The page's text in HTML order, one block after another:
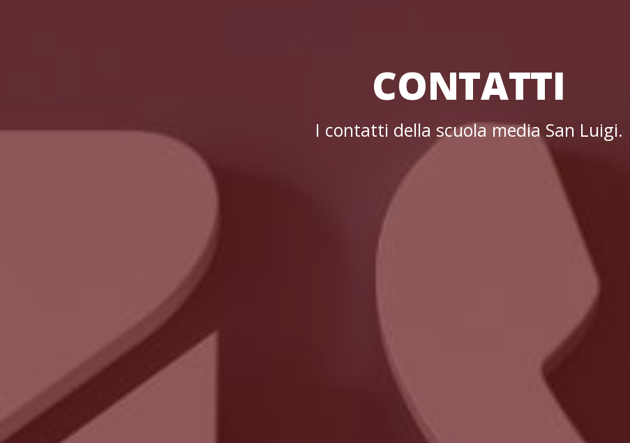
CONTATTI
I contatti della scuola media San Luigi.